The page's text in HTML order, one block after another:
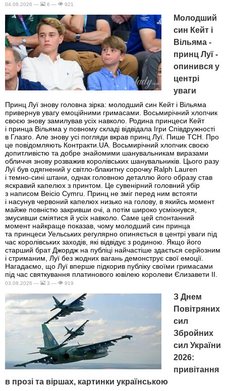
04.08.2026 — 6 — 921
Молодший
син Кейт і
Вільяма -
принц Луї -
опинився у
центрі
уваги
Принц Луї знову головна зірка: молодший син Кейт і Вільяма
привернув увагу емоційними гримасами. Восьмирічний хлопчик
своєю знову замилував усіх навколо. Родина принцеси Кейт
і принца Вільяма у повному складі відвідала Ігри Співдружності
в Глазго. Але знову усі погляди вкрав принц Луї. Пише ТСН. Про
це повідомляють Контракти.UA. Восьмирічний хлопчик своєю
допитливістю та добре знайомими шанувальникам виразами
обличчя знову розважив королівських шанувальників. Цього разу
Луї був одягнений у світло-блакитну сорочку Ralph Lauren
і темно-сині штани, однак головною деталлю його образу став
яскравий капелюх з принтом. Це сувенірний головний убір
з написом Beicio Cymru. Принц не зміг перед ним встояти
і насунув червоний капелюх низько на голову, в якийсь момент
майже повністю закривши очі, а потім широко усміхнувся,
змусивши сміятися й усіх навколо. Саме цей спонтанний
момент найкраще показав, чому молодший син принца
та принцеси Уельських регулярно опиняється в центрі уваги під
час королівських заходів, які відвідує з родиною. Якщо його
старший брат Джордж на публіці найчастіше здається серйозним
і стриманим, Луї без жодних вагань демонструє свої емоції.
Нагадаємо, що Луї вперше підкорив публіку своїми гримасами
під час святкування платинового ювілею королеви Єлизавети II.
03.08.2026 — 3 — 919
З Днем
Повітряних
сил
Збройних
сил України
2026:
привітання
в прозі та віршах, картинки українською